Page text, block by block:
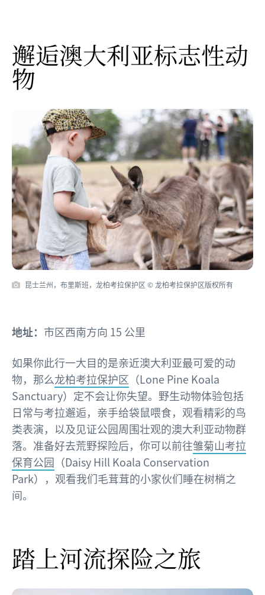
邂逅澳大利亚标志性动
物
昆士兰州，布里斯班，龙柏考拉保护区 © 龙柏考拉保护区版权所有
地址： 市区西南方向 15 公里
如果你此行一大目的是亲近澳大利亚最可爱的动
物，那么龙柏考拉保护区 （Lone Pine Koala
Sanctuary）定不会让你失望。野生动物体验包括
日常与考拉邂逅，亲手给袋鼠喂食，观看精彩的鸟
类表演，以及见证公园周围壮观的澳大利亚动物群
落。准备好去荒野探险后，你可以前往雏菊山考拉
保育公园 （Daisy Hill Koala Conservation
Park），观看我们毛茸茸的小家伙们睡在树梢之
间。
踏上河流探险之旅